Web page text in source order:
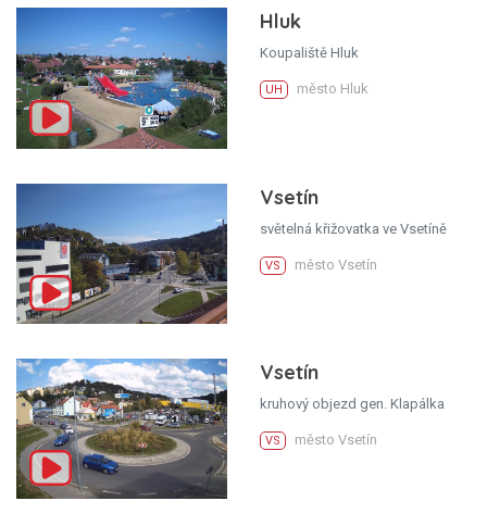
Hluk
Koupaliště Hluk
UH město Hluk
Vsetín
světelná křižovatka ve Vsetíně
VS město Vsetín
Vsetín
kruhový objezd gen. Klapálka
VS město Vsetín